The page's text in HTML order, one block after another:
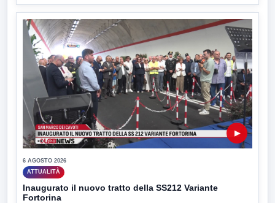
▶
6 AGOSTO 2026
ATTUALITÀ
Inaugurato il nuovo tratto della SS212 Variante
Fortorina